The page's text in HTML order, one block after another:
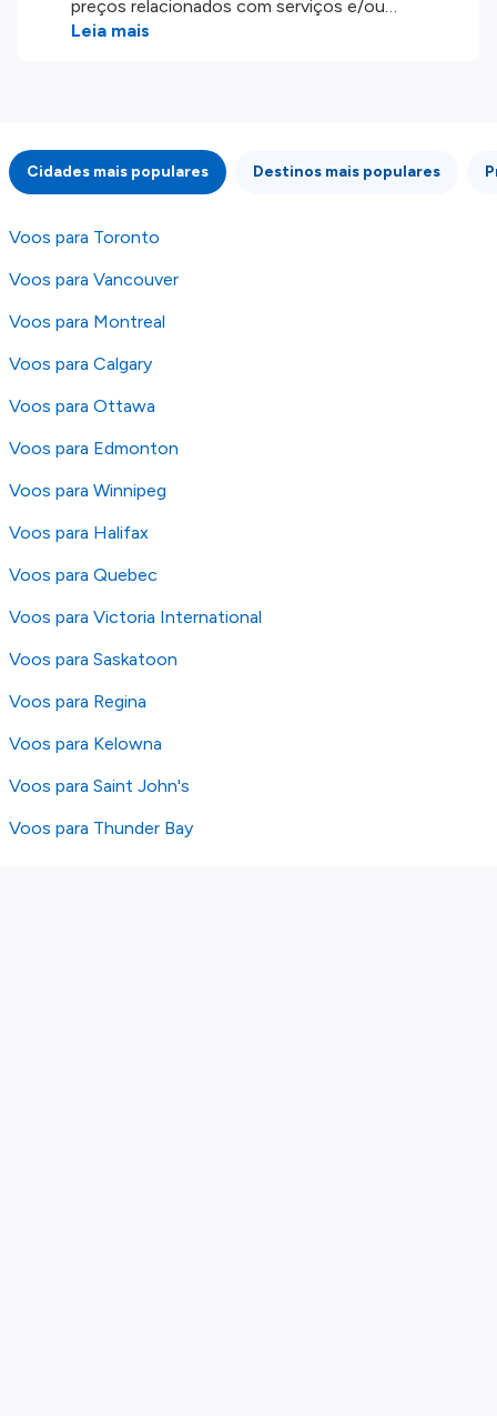
preços relacionados com serviços e/ou
produtos disponíveis no nosso website são
integridade ou pela precisão da informação
publicada, por isso verifique com atenção todas
as condições no website do parceiro antes de
fazer uma reserva. Para mais detalhes verifique
os nossos
Leia mais
Cidades mais populares Destinos mais populares
Voos para Toronto
Voos para Vancouver
Voos para Montreal
Voos para Calgary
Voos para Ottawa
Voos para Edmonton
Voos para Winnipeg
Voos para Halifax
Voos para Quebec
Voos para Victoria International
Voos para Saskatoon
Voos para Regina
Voos para Kelowna
Voos para Saint John's
Voos para Thunder Bay